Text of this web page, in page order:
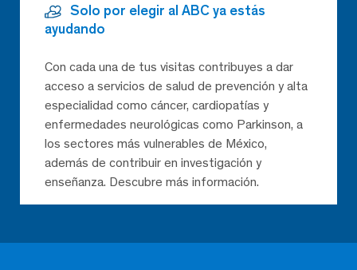
Solo por elegir al ABC ya estás
ayudando
Con cada una de tus visitas contribuyes a dar
acceso a servicios de salud de prevención y alta
especialidad como cáncer, cardiopatías y
enfermedades neurológicas como Parkinson, a
los sectores más vulnerables de México,
además de contribuir en investigación y
enseñanza. Descubre más información.